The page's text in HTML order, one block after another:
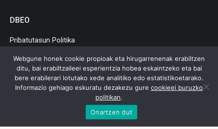
DBEO
Pribatutasun Politika
Cookie Politika
Lege Oharra
Euskadiko Mugikortasun eta Logistika Klusterra © Copyright |
Webgune honek cookie propioak eta hirugarrenenak erabiltzen
ditu, bai erabiltzaileei esperientzia hobea eskaintzeko eta bai
bere erabilerari lotutako xede analitiko edo estatistikoetarako.
Informazio gehiago eskuratu dezakezu gure cookieei buruzko
politikan.
Onartzen dut